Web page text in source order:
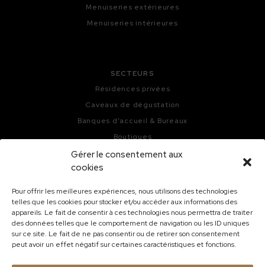
Gérer le consentement aux
cookies
Pour offrir les meilleures expériences, nous utilisons des technologies
telles que les cookies pour stocker et/ou accéder aux informations des
appareils. Le fait de consentir à ces technologies nous permettra de traiter
des données telles que le comportement de navigation ou les ID uniques
sur ce site. Le fait de ne pas consentir ou de retirer son consentement
peut avoir un effet négatif sur certaines caractéristiques et fonctions.
Menuiseries extérieures
Menuiseries intérieures
SECTEURS
Résidences privées
Caveaux de dégustation
Banques d’accueil & Bureaux
Boutiques
Bars, Hôtels & Restaurants
-